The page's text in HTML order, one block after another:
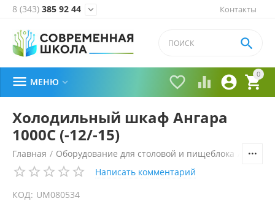
Контакты
8 (343) 385 92 44 
0


 

 МЕНЮ 
Холодильный шкаф Ангара
1000С (-12/-15)
Главная / Оборудование для столовой и пищеблока
Написать комментарий
КОД: UM080534